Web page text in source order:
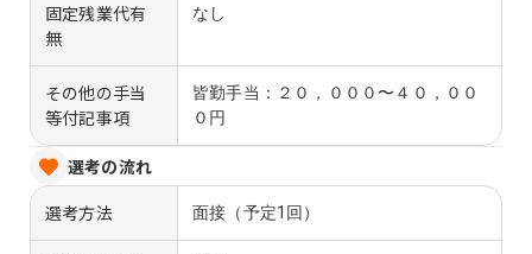
固定残業代有
無
なし
その他の手当
等付記事項
皆勤手当：２０，０００〜４０，００
０円
選考の流れ
選考方法
面接（予定1回）